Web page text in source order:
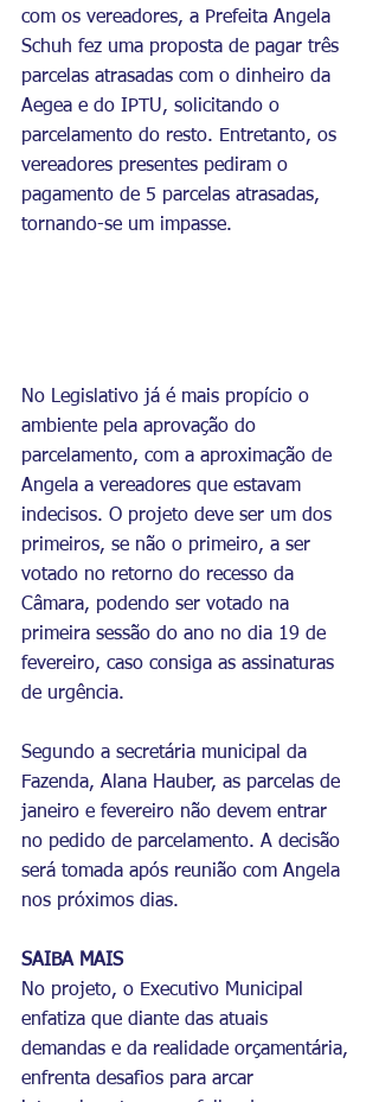
com os vereadores, a Prefeita Angela
Schuh fez uma proposta de pagar três
parcelas atrasadas com o dinheiro da
Aegea e do IPTU, solicitando o
parcelamento do resto. Entretanto, os
vereadores presentes pediram o
pagamento de 5 parcelas atrasadas,
tornando-se um impasse.
No Legislativo já é mais propício o
ambiente pela aprovação do
parcelamento, com a aproximação de
Angela a vereadores que estavam
indecisos. O projeto deve ser um dos
primeiros, se não o primeiro, a ser
votado no retorno do recesso da
Câmara, podendo ser votado na
primeira sessão do ano no dia 19 de
fevereiro, caso consiga as assinaturas
de urgência.
Segundo a secretária municipal da
Fazenda, Alana Hauber, as parcelas de
janeiro e fevereiro não devem entrar
no pedido de parcelamento. A decisão
será tomada após reunião com Angela
nos próximos dias.
SAIBA MAIS
No projeto, o Executivo Municipal
enfatiza que diante das atuais
demandas e da realidade orçamentária,
enfrenta desafios para arcar